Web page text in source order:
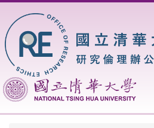
到
主
要
內
區